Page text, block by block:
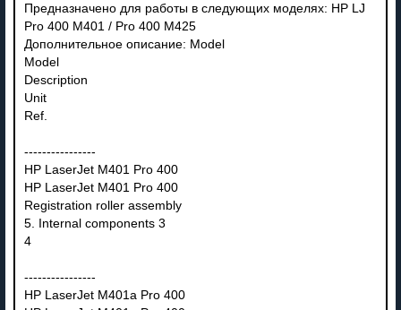
Предназначено для работы в следующих моделях: HP LJ
Pro 400 M401 / Pro 400 M425
Дополнительное описание: Model
Model
Description
Unit
Ref.
----------------
HP LaserJet M401 Pro 400
HP LaserJet M401 Pro 400
Registration roller assembly
5. Internal components 3
4
----------------
HP LaserJet M401a Pro 400